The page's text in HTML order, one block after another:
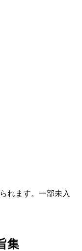
れます。一部未入
集